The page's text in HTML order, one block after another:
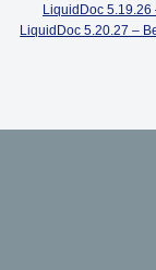
LiquidDoc
LiquidDoc 5.20.27 –